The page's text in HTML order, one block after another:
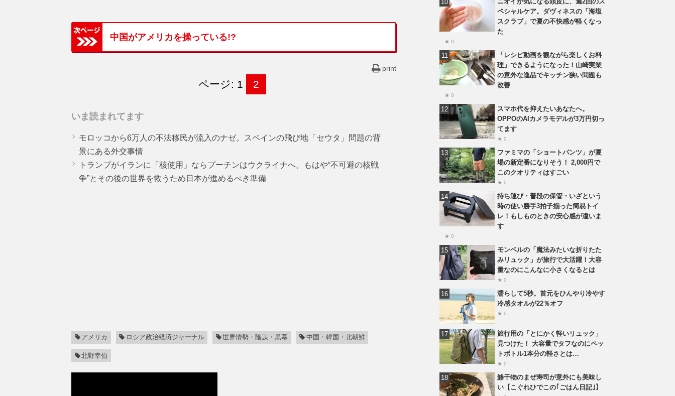
中国がアメリカを操っている!?
print
ページ: 1 2
いま読まれてます
モロッコから6万人の不法移民が流入のナゼ。スペインの飛び地「セウタ」問題の背
景にある外交事情
トランプがイランに「核使用」ならプーチンはウクライナへ。もはや“不可避の核戦
争”とその後の世界を救うため日本が進めるべき準備
アメリカ ロシア政治経済ジャーナル 世界情勢・陰謀・黒幕 中国・韓国・北朝鮮
北野幸伯
ペシャルケア。ダヴィネスの「海塩
スクラブ」で夏の不快感が軽くなっ
た
★ 0
「レシピ動画を観ながら楽しくお料
理」できるようになった！山崎実業
の意外な逸品でキッチン狭い問題も
改善
★ 0
スマホ代を抑えたいあなたへ。
OPPOのAIカメラモデルが3万円切っ
てます
★ 0
ファミマの「ショートパンツ」が夏
場の新定番になりそう！ 2,000円で
このクオリティはすごい
★ 0
持ち運び・普段の保管・いざという
時の使い勝手3拍子揃った簡易トイ
レ！もしものときの安心感が違いま
す
★ 0
モンベルの「魔法みたいな折りたた
みリュック」が旅行で大活躍！大容
量なのにこんなに小さくなるとは
★ 0
濡らして5秒。首元をひんやり冷やす
冷感タオルが22％オフ
★ 0
旅行用の「とにかく軽いリュック」
見つけた！ 大容量でタフなのにペッ
トボトル1本分の軽さとは…
★ 0
鯵干物のまぜ寿司が意外にも美味し
い【こぐれひでこの｢ごはん日記｣】